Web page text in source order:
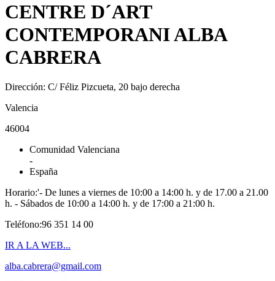
CENTRE D´ART
CONTEMPORANI ALBA
CABRERA
Dirección: C/ Féliz Pizcueta, 20 bajo derecha
Valencia
46004
Comunidad Valenciana
-
España
Horario:'- De lunes a viernes de 10:00 a 14:00 h. y de 17.00 a 21.00
h. - Sábados de 10:00 a 14:00 h. y de 17:00 a 21:00 h.
Teléfono:96 351 14 00
IR A LA WEB...
alba.cabrera@gmail.com